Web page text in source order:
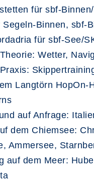
für sbf-
Binnen, sbf-
für sbf-See/
Wetter,
Langtörn HopOn-
auf Anfrage:
dem Chiemsee:
Ammersee,
auf dem Meer: